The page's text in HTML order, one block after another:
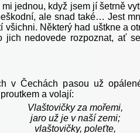
mi jednou, když jsem jí šetrně
ale snad také… Jest
všichni. Některý had uštkne a
jich nedovede rozpoznat, ať
v Čechách pasou už
a volají:
Vlaštovičky za mořemi,
jaro už je v naší zemi;
vlaštovičky, poleťte,